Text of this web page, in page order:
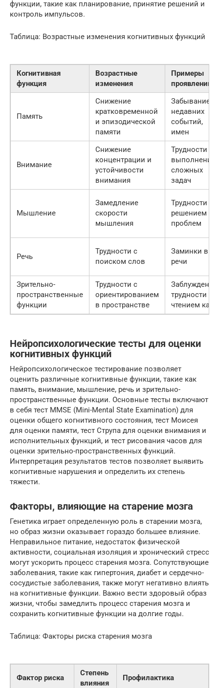
функции, такие как планирование, принятие решений и
контроль импульсов.
Таблица: Возрастные изменения когнитивных функций
Когнитивная
функция
Возрастные
изменения
Примеры
проявлений
Память
Снижение
кратковременной
и эпизодической
памяти
Забывание
недавних
событий,
имен
Внимание
Снижение
концентрации и
устойчивости
внимания
Трудности с
сложных
задач
Мышление
Замедление
скорости
мышления
Трудности с
решением
проблем
Речь
Трудности с
поиском слов
Заминки в
речи
Зрительно-
пространственные
функции
Трудности с
ориентированием
в пространстве
Заблуждения,
трудности с
чтением карт
Нейропсихологические тесты для оценки
когнитивных функций
Нейропсихологическое тестирование позволяет
оценить различные когнитивные функции, такие как
память, внимание, мышление, речь и зрительно-
пространственные функции. Основные тесты включают
в себя тест MMSE (Mini-Mental State Examination) для
оценки общего когнитивного состояния, тест Моисея
для оценки памяти, тест Струпа для оценки внимания и
исполнительных функций, и тест рисования часов для
оценки зрительно-пространственных функций.
Интерпретация результатов тестов позволяет выявить
когнитивные нарушения и определить их степень
тяжести.
Факторы, влияющие на старение мозга
Генетика играет определенную роль в старении мозга,
но образ жизни оказывает гораздо большее влияние.
Неправильное питание, недостаток физической
активности, социальная изоляция и хронический стресс
могут ускорить процесс старения мозга. Сопутствующие
заболевания, такие как гипертония, диабет и сердечно-
сосудистые заболевания, также могут негативно влиять
на когнитивные функции. Важно вести здоровый образ
жизни, чтобы замедлить процесс старения мозга и
сохранить когнитивные функции на долгие годы.
Таблица: Факторы риска старения мозга
Фактор риска
Степень
влияния
Профилактика